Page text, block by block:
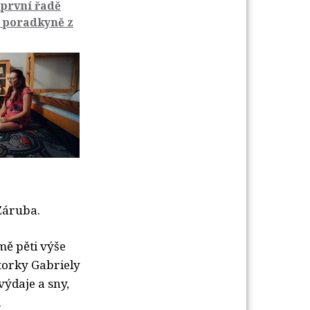
řadě
z
pěti výše
Gabriely
a sny,